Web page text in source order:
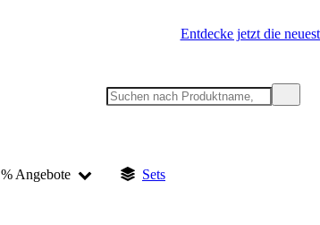
Entdecke jetzt die
% Angebote Sets